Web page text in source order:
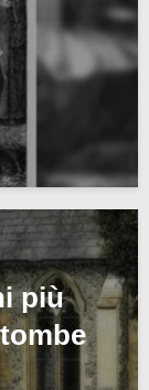
più